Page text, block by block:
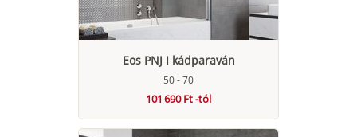
Eos PNJ I kádparaván
50 - 70
101 690 Ft -tól